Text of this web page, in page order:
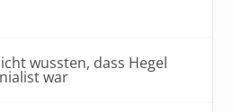
wussten, dass Hegel
war